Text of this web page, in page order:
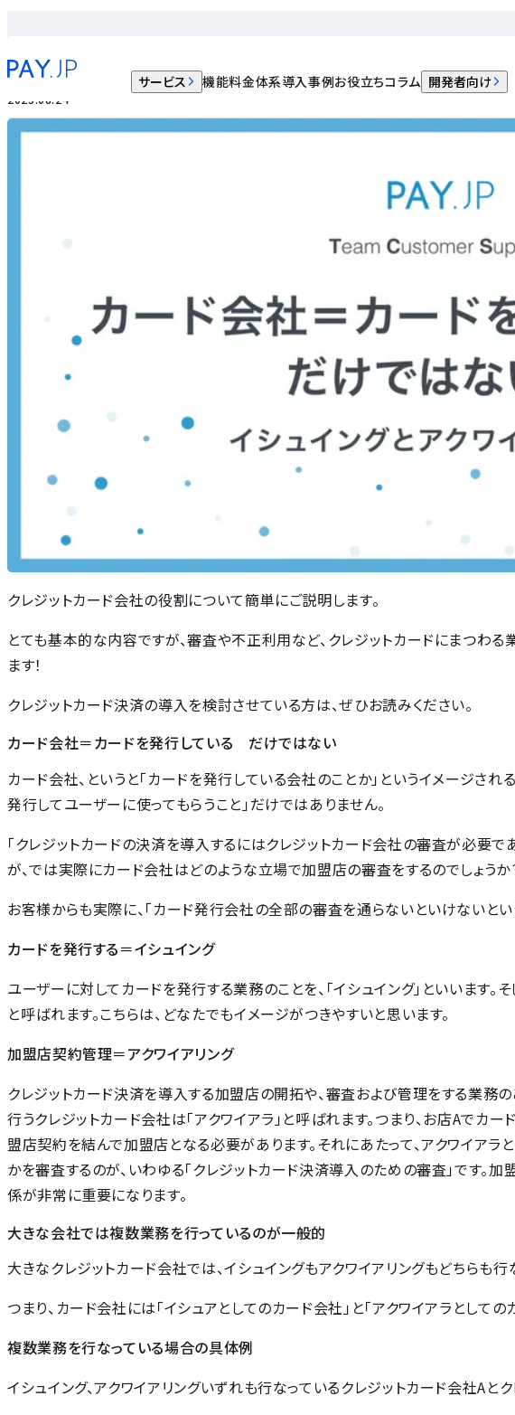
サービス 機能料金体系導入事例お役立ちコラム 開発者向け
「カード会社」＝「カード発行をする会社」だけではない？｜イシュイングとアクワ
2023.08.24
クレジットカード会社の役割について簡単にご説明します。
とても基本的な内容ですが、審査や不正利用など、クレジットカードにまつわ
ます！
クレジットカード決済の導入を検討させている方は、ぜひお読みください。
カード会社＝カードを発行している だけではない
カード会社、というと「カードを発行している会社のことか」というイメージさ
発行してユーザーに使ってもらうこと」だけではありません。
「クレジットカードの決済を導入するにはクレジットカード会社の審査が必要で
が、では実際にカード会社はどのような立場で加盟店の審査をするのでしょうか
お客様からも実際に、「カード発行会社の全部の審査を通らないといけないとい
カードを発行する＝イシュイング
ユーザーに対してカードを発行する業務のことを、「イシュイング」といいます。
と呼ばれます。こちらは、どなたでもイメージがつきやすいと思います。
加盟店契約管理＝アクワイアリング
クレジットカード決済を導入する加盟店の開拓や、審査および管理をする業務の
行うクレジットカード会社は「アクワイアラ」と呼ばれます。つまり、お店Aでカ
盟店契約を結んで加盟店となる必要があります。それにあたって、アクワイア
かを審査するのが、いわゆる「クレジットカード決済導入のための審査」です。
係が非常に重要になります。
大きな会社では複数業務を行っているのが一般的
大きなクレジットカード会社では、イシュイングもアクワイアリングもどちらも行
つまり、カード会社には「イシュアとしてのカード会社」と「アクワイアラとして
複数業務を行なっている場合の具体例
イシュイング、アクワイアリングいずれも行なっているクレジットカード会社Aと